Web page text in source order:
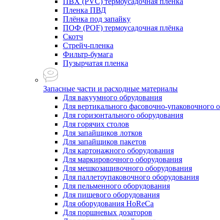
Пленка ПВД
Плёнка под запайку
ПОФ (POF) термоусадочная плёнка
Скотч
Стрейч-пленка
Фильтр-бумага
Пузырчатая пленка
Запасные части и расходные материалы
Для вакуумного обрудования
Для вертикального фасовочно-упаковочного
Для горизонтального оборудования
Для горячих столов
Для запайщиков лотков
Для запайщиков пакетов
Для картонажного оборудования
Для маркировочного оборудования
Для мешкозашивочного оборудования
Для паллетоупаковочного оборудования
Для пельменного оборудования
Для пищевого оборудования
Для оборудования HoReCa
Для поршневых дозаторов